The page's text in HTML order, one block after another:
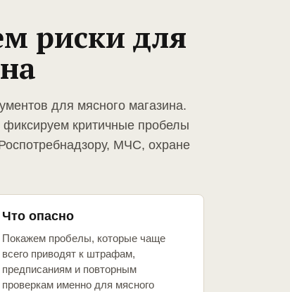
риски для
для мясного магазина.
критичные пробелы
МЧС, охране
Что опасно
Покажем пробелы, которые чаще
всего приводят к штрафам,
предписаниям и повторным
проверкам именно для мясного